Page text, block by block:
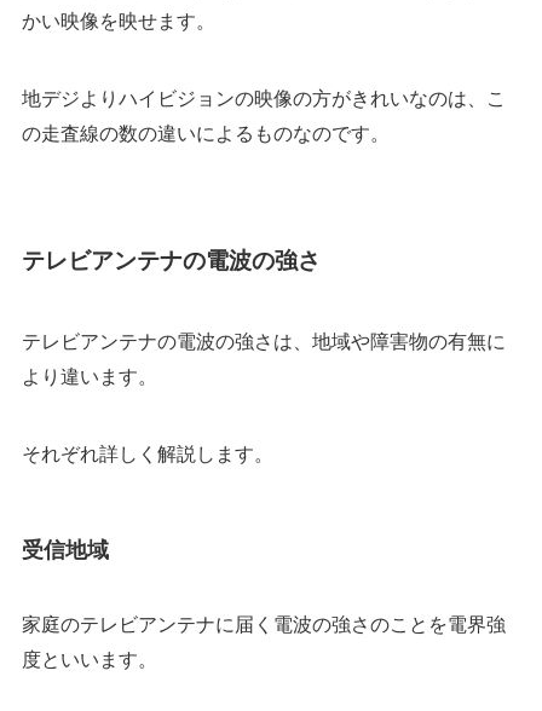
かい映像を映せます。
地デジよりハイビジョンの映像の方がきれいなのは、こ
の走査線の数の違いによるものなのです。
テレビアンテナの電波の強さ
テレビアンテナの電波の強さは、地域や障害物の有無に
より違います。
それぞれ詳しく解説します。
受信地域
家庭のテレビアンテナに届く電波の強さのことを電界強
度といいます。